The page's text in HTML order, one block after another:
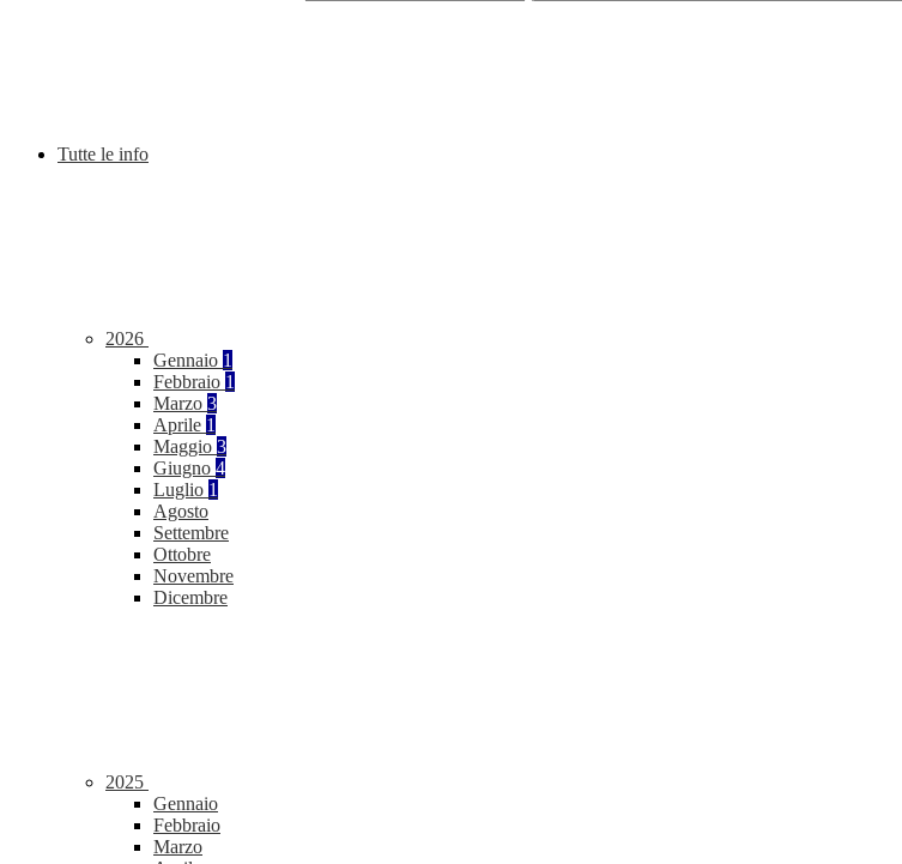
Tutte le info
2026
Gennaio 1
Febbraio 1
Marzo 3
Aprile 1
Maggio 3
Giugno 4
Luglio 1
Agosto
Settembre
Ottobre
Novembre
Dicembre
2025
Gennaio
Febbraio
Marzo